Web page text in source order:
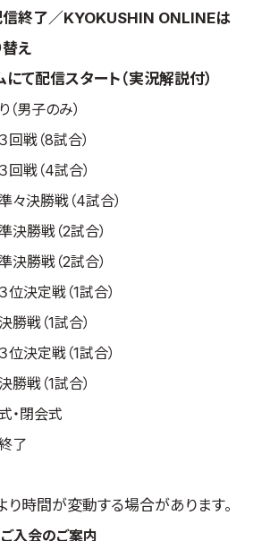
終了／KYOKUSHIN ONLINEは
替え
て配信スタート（実況解説付）
（男子のみ）
回戦（8試合）
回戦（4試合）
々決勝戦（4試合）
決勝戦（2試合）
決勝戦（2試合）
位決定戦（1試合）
勝戦（1試合）
位決定戦（1試合）
勝戦（1試合）
・閉会式
了
時間が変動する場合があります。
入会のご案内